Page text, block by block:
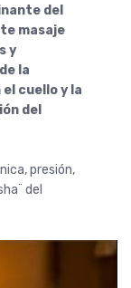
del
masaje
y
la
cuello y la
del
presión,
del